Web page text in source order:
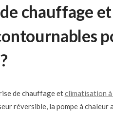
chauffage
de chauffage etclimatisation à
réversible, la pompe à